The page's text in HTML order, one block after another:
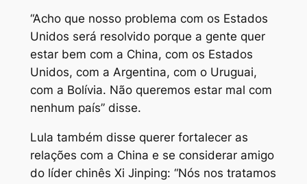
“Acho que nosso problema com os Estados
Unidos será resolvido porque a gente quer
estar bem com a China, com os Estados
Unidos, com a Argentina, com o Uruguai,
com a Bolívia. Não queremos estar mal com
nenhum país” disse.
Lula também disse querer fortalecer as
relações com a China e se considerar amigo
do líder chinês Xi Jinping: “Nós nos tratamos